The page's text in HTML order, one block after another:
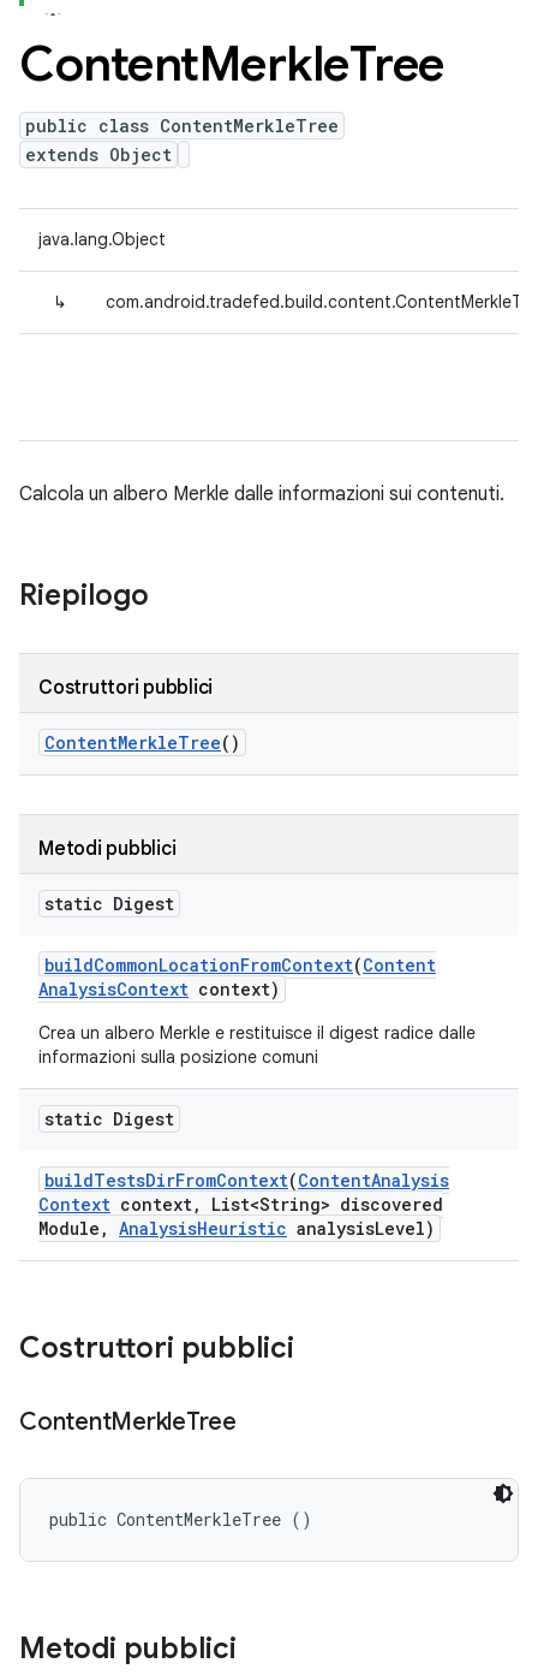
ContentMerkleTree
public class ContentMerkleTree
extends Object
java.lang.Object
↳
Calcola un albero Merkle dalle informazioni sui contenuti.
Riepilogo
Costruttori pubblici
ContentMerkleTree()
Metodi pubblici
static Digest
buildCommonLocationFromContext(Content
AnalysisContext context)
Crea un albero Merkle e restituisce il digest radice dalle
informazioni sulla posizione comuni
static Digest
buildTestsDirFromContext(ContentAnalysis
Context context,
List<String> discovered
Module , AnalysisHeuristic analysisLevel)
Costruttori pubblici
ContentMerkleTree
public ContentMerkleTree ()
Metodi pubblici